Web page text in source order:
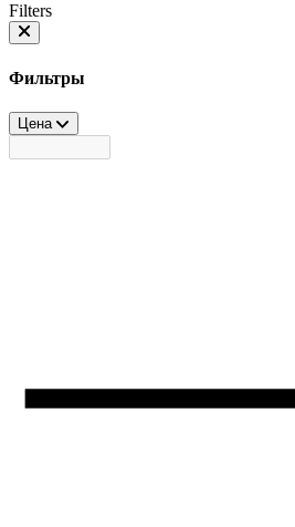
Filters
Фильтры
Цена